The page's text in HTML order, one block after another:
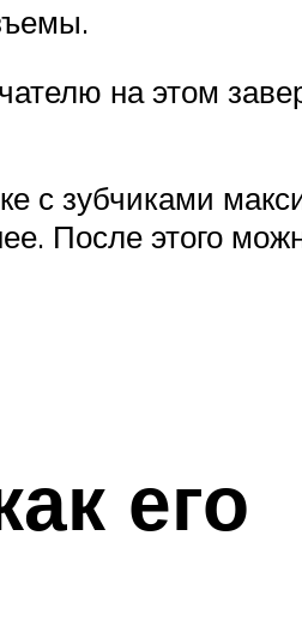
на этом
с зубчиками
После этого
его